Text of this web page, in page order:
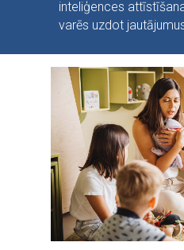
inteliģences
varēs uzdot